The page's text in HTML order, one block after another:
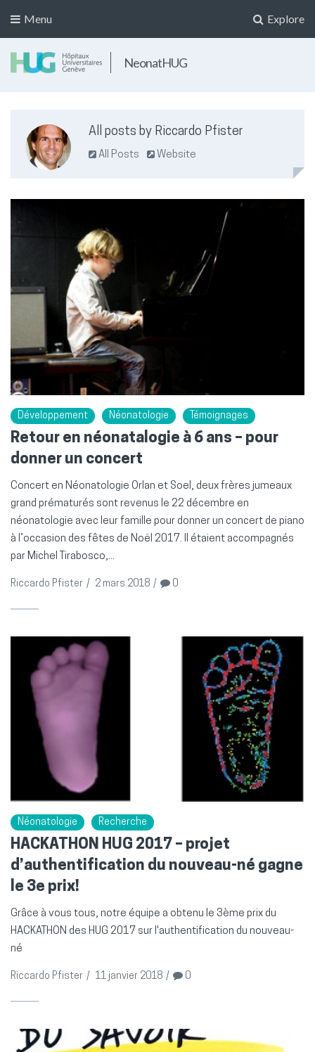
Explore
Menu
NeonatHUG
All posts by Riccardo Pfister
All Posts Website
Développement Néonatologie Témoignages
Retour en néonatalogie à 6 ans – pour
donner un concert
Concert en Néonatologie Orlan et Soel, deux frères jumeaux
grand prématurés sont revenus le 22 décembre en
néonatologie avec leur famille pour donner un concert de piano
à l’occasion des fêtes de Noël 2017. Il étaient accompagnés
par Michel Tirabosco,...
Riccardo Pfister / 2 mars 2018 / 0
Néonatologie Recherche
HACKATHON HUG 2017 – projet
d’authentification du nouveau-né gagne
le 3e prix!
Grâce à vous tous, notre équipe a obtenu le 3ème prix du
HACKATHON des HUG 2017 sur l'authentification du nouveau-
né
Riccardo Pfister / 11 janvier 2018 / 0